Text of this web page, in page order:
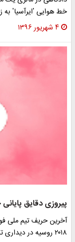
خط هوایی 'ایرآسیا' به
۴ شهریور ۱۳۹۶
پیروزی دقایق پایانی
آخرین حریف تیم ملی
۲۰۱۸ روسیه در دیداری تدارکاتی برابر مالزی به پیروزی رس…